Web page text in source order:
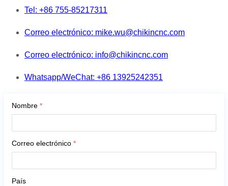
Tel: +86 755-85217311
Correo electrónico: mike.wu@chikincnc.com
Correo electrónico: info@chikincnc.com
Whatsapp/WeChat: +86 13925242351
Nombre *
Correo electrónico *
País